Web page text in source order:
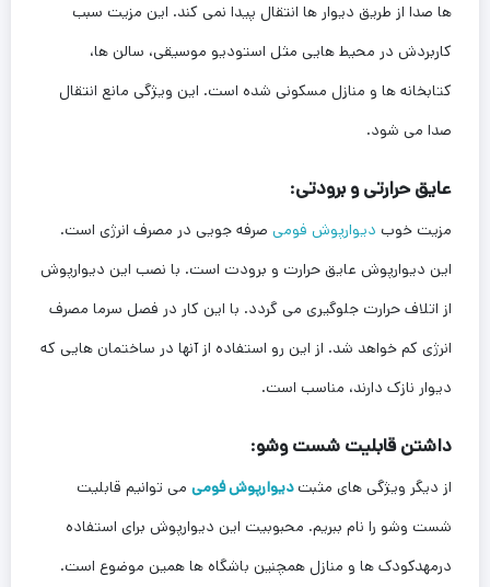
ها صدا از طریق دیوار ها انتقال پیدا نمی کند. این مزیت سبب
کاربردش در محیط هایی مثل استودیو موسیقی، سالن ها،
کتابخانه ها و منازل مسکونی شده است. این ویژگی مانع انتقال
صدا می شود.
عایق حرارتی و برودتی:
مزیت خوب دیوارپوش فومی صرفه جویی در مصرف انرژی است.
این دیوارپوش عایق حرارت و برودت است. با نصب این دیوارپوش
از اتلاف حرارت جلوگیری می گردد. با این کار در فصل سرما مصرف
انرژی کم خواهد شد. از این رو استفاده از آنها در ساختمان هایی که
دیوار نازک دارند، مناسب است.
داشتن قابلیت شست وشو:
از دیگر ویژگی های مثبتدیوارپوش فومی می توانیم قابلیت
شست وشو را نام ببریم. محبوبیت این دیوارپوش برای استفاده
درمهدکودک ها و منازل همچنین باشگاه ها همین موضوع است.